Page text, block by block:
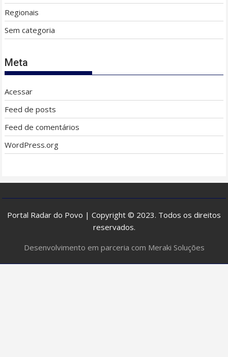
Regionais
Sem categoria
Meta
Acessar
Feed de posts
Feed de comentários
WordPress.org
Portal Radar do Povo | Copyright © 2023. Todos os direitos
reservados.
Desenvolvimento em parceria com Meraki Soluções